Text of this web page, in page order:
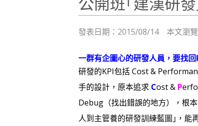
發表日期：2015/08/14 本文瀏
一群有企圖心的研發人員，要找
研發的KPI包括Cost & Perform
手的設計，原本追求 Cost & P
Debug（找出錯誤的地方），根
人到主管養的研發訓練藍圖｣，能